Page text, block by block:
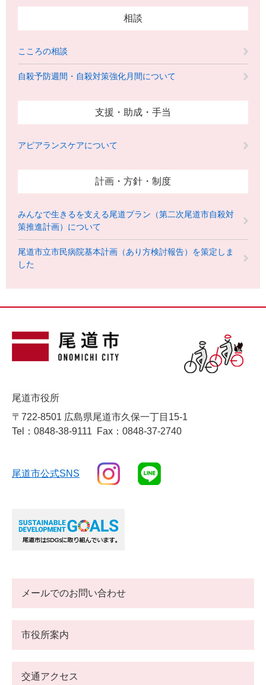
相談
こころの相談
自殺予防週間・自殺対策強化月間について
支援・助成・手当
アピアランスケアについて
計画・方針・制度
みんなで生きるを支える尾道プラン（第二次尾道市自殺対
策推進計画）について
尾道市立市民病院基本計画（あり方検討報告）を策定しま
した
尾道市役所
〒722-8501 広島県尾道市久保一丁目15-1
Tel：0848-38-9111
Fax：0848-37-2740
尾道市公式SNS
メールでのお問い合わせ
市役所案内
交通アクセス